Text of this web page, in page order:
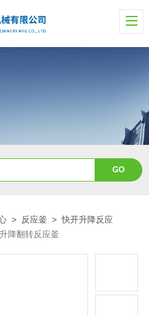
> 反应釜 >快开升降反应
降翻转反应釜